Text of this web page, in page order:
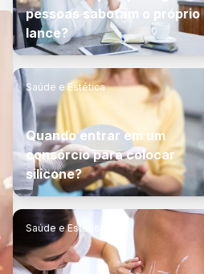
pessoas sabotam o próprio
lance?
Saúde e Estética
Quando entrar em um
consórcio para colocar
silicone?
Saúde e Estética